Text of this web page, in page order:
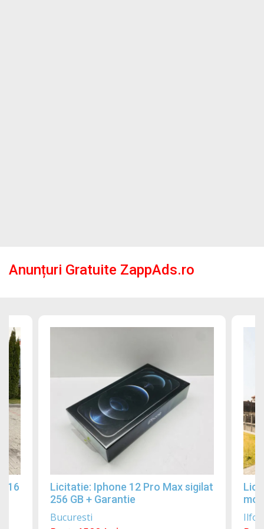
Anunțuri Gratuite ZappAds.ro
Licitatie: Iphone 12 Pro Max sigilat
256 GB + Garantie
Bucuresti Ilfov